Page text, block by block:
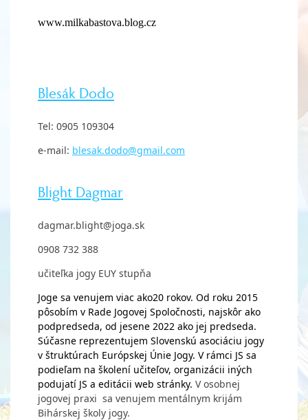
www.milkabastova.blog.cz
Blesák Dodo
Tel: 0905 109304
e-mail: blesak.dodo@gmail.com
Blight Dagmar
dagmar.blight@joga.sk
0908 732 388
učiteľka jogy EUY stupňa
Joge sa venujem viac ako20 rokov. Od roku 2015
pôsobím v Rade Jogovej Spoločnosti, najskôr ako
podpredseda, od jesene 2022 ako jej predseda.
Súčasne reprezentujem Slovenskú asociáciu jogy
v štruktúrach Európskej Únie Jogy. V rámci JS sa
podieľam na školení učiteľov, organizácii iných
podujatí JS a editácii web stránky. V osobnej
jogovej praxi sa venujem mentálnym krijám
Bihárskej školy jogy.